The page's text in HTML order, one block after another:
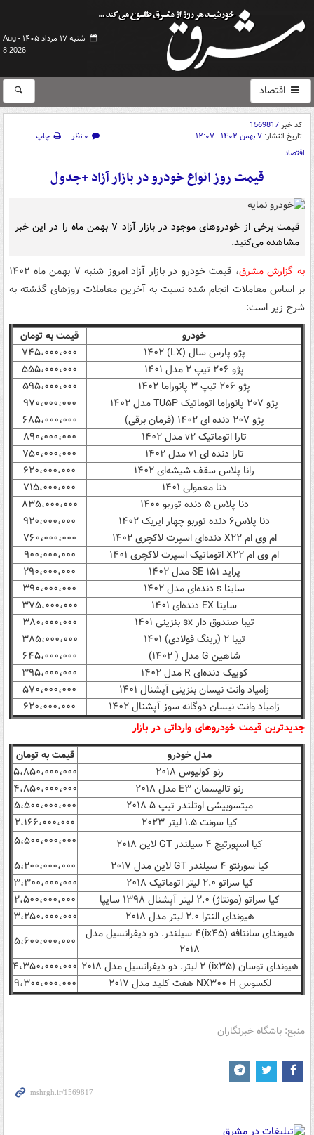
شنبه ۱۷ مرداد ۱۴۰۵ -
Aug
8 2026
اقتصاد
کد خبر1569817
تاریخ انتشار: ۷ بهمن ۱۴۰۲ - ۱۲:۰۷ ۰ نظر
چاپ
اقتصاد
قیمت روز انواع خودرو در بازار آزاد +جدول
قیمت برخی از خودروهای موجود در بازار آزاد ۷ بهمن ماه را در این خبر
مشاهده می‌کنید.
به گزارش مشرق
، قیمت خودرو در بازار آزاد امروز شنبه ۷ بهمن ماه ۱۴۰۲
بر اساس معاملات انجام شده نسبت به آخرین معاملات روزهای گذشته به
شرح زیر است:
خودرو
قیمت به تومان
پژو پارس سال (LX) ۱۴۰۲
۷۴۵،۰۰۰،۰۰۰
پژو ۲۰۶ تیپ ۲ مدل ۱۴۰۱
۵۵۵،۰۰۰،۰۰۰
پژو ۲۰۶ تیپ ۳ پانوراما ۱۴۰۲
۵۹۵،۰۰۰،۰۰۰
پژو ۲۰۷ پانوراما اتوماتیک TU۵P مدل ۱۴۰۲
۹۷۰،۰۰۰،۰۰۰
پژو ۲۰۷ دنده ای ۱۴۰۲ (فرمان برقی)
۶۸۵،۰۰۰،۰۰۰
تارا اتوماتیک v۲ مدل ۱۴۰۲
۸۹۰،۰۰۰،۰۰۰
تارا دنده ای v۱ مدل ۱۴۰۲
۷۵۰،۰۰۰،۰۰۰
رانا پلاس سقف شیشه‌ای ۱۴۰۲
۶۲۰،۰۰۰،۰۰۰
دنا معمولی ۱۴۰۱
۷۱۵،۰۰۰،۰۰۰
دنا پلاس ۵ دنده‌ توربو ۱۴۰۰
۸۳۵،۰۰۰،۰۰۰
دنا پلاس۶ دنده توربو چهار ایربک ۱۴۰۲
۹۲۰،۰۰۰،۰۰۰
ام وی ام X۲۲ دنده‌ای اسپرت لاکچری ۱۴۰۲
۷۶۰،۰۰۰،۰۰۰
ام وی ام X۲۲ اتوماتیک اسپرت لاکچری ۱۴۰۱
۹۰۰،۰۰۰،۰۰۰
پراید SE ۱۵۱ مدل ۱۴۰۲
۲۹۰،۰۰۰،۰۰۰
ساینا s دنده‌ای مدل ۱۴۰۲
۳۹۰،۰۰۰،۰۰۰
ساینا EX دنده‌ای ۱۴۰۱
۳۷۵،۰۰۰،۰۰۰
تیبا صندوق دار sx بنزینی ۱۴۰۱
۳۸۰،۰۰۰،۰۰۰
تیبا ۲ (رینگ فولادی) ۱۴۰۱
۳۸۵،۰۰۰،۰۰۰
شاهین G مدل ( ۱۴۰۲)
۶۴۵،۰۰۰،۰۰۰
کوییک دنده‌ای R مدل ۱۴۰۲
۳۹۵،۰۰۰،۰۰۰
زامیاد وانت نیسان بنزینی آپشنال ۱۴۰۱
۵۷۰،۰۰۰،۰۰۰
زامیاد وانت نیسان دوگانه سوز آپشنال ۱۴۰۲
۶۲۰،۰۰۰،۰۰۰
جدیدترین قیمت خودروهای وارداتی در بازار
مدل خودرو
قیمت به تومان
رنو کولیوس ۲۰۱۸
۵،۸۵۰،۰۰۰،۰۰۰
رنو تالیسمان E۳ مدل ۲۰۱۸
۴،۸۵۰،۰۰۰،۰۰۰
میتسوبیشی اوتلندر تیپ ۵ ۲۰۱۸
۵،۵۰۰،۰۰۰،۰۰۰
کیا سونت ۱.۵ لیتر ۲۰۲۳
۲،۱۶۶،۰۰۰،۰۰۰
کیا اسپورتیج ۴ سیلندر GT لاین ۲۰۱۸
۵،۵۰۰،۰۰۰،۰۰۰
کیا سورنتو ۴ سیلندر GT لاین مدل ۲۰۱۷
۵،۲۰۰،۰۰۰،۰۰۰
کیا سراتو ۲.۰ لیتر اتوماتیک ۲۰۱۸
۳،۳۰۰،۰۰۰،۰۰۰
کیا سراتو (مونتاژ) ۲.۰ لیتر آپشنال ۱۳۹۸ سایپا
۲،۵۰۰،۰۰۰،۰۰۰
هیوندای النترا ۲.۰ لیتر مدل ۲۰۱۸
۳،۲۵۰،۰۰۰،۰۰۰
هیوندای سانتافه (ix۴۵)۴ سیلندر. دو دیفرانسیل مدل
۲۰۱۸
۵،۶۰۰،۰۰۰،۰۰۰
هیوندای توسان (ix۳۵) ۲ لیتر. دو دیفرانسیل مدل ۲۰۱۸
۴،۳۵۰،۰۰۰،۰۰۰
لکسوس NX۳۰۰ H هفت کلید مدل ۲۰۱۷
۹،۳۰۰،۰۰۰،۰۰۰
منبع: باشگاه خبرنگاران